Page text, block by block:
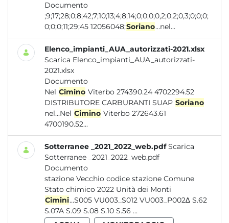
Documento
;9;17;28;0;8;42;7;10;13;4;8;14;0;0;0;0,2;0,2;0,3;0;0;0;
0;0;0;11;29;45 12056048;Soriano...nel...
Elenco_impianti_AUA_autorizzati-2021.xlsx
Scarica Elenco_impianti_AUA_autorizzati-
2021.xlsx
Documento
Nel Cimino Viterbo 274390.24 4702294.52
DISTRIBUTORE CARBURANTI SUAP Soriano
nel...Nel Cimino Viterbo 272643.61
4700190.52...
Sotterranee _2021_2022_web.pdf Scarica
Sotterranee _2021_2022_web.pdf
Documento
stazione Vecchio codice stazione Comune
Stato chimico 2022 Unità dei Monti
Cimini...S005 VU003_S012 VU003_P002∆ S.62
S.07A S.09 S.08 S.10 S.56 ...